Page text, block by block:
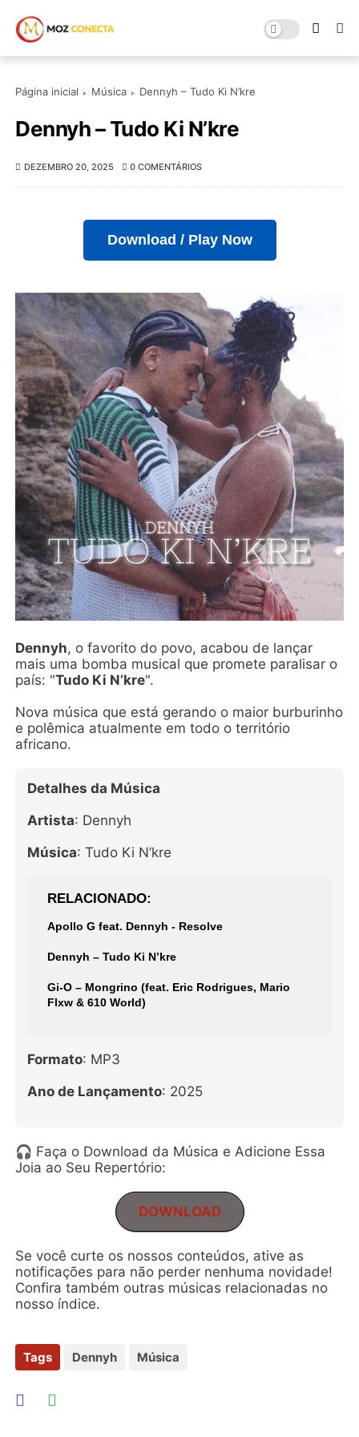
Página inicial Música Dennyh – Tudo Ki N’kre
Dennyh – Tudo Ki N’kre
DEZEMBRO 20, 2025 0 COMENTÁRIOS
Download / Play Now
Dennyh, o favorito do povo, acabou de lançar
mais uma bomba musical que promete paralisar o
país: "Tudo Ki N’kre".
Nova música que está gerando o maior burburinho
e polêmica atualmente em todo o território
africano.
Detalhes da Música
Artista: Dennyh
Música: Tudo Ki N’kre
RELACIONADO
Apollo G feat. Dennyh - Resolve
Dennyh – Tudo Ki N’kre
Gi-O – Mongrino (feat. Eric Rodrigues, Mario
Flxw & 610 World)
Formato: MP3
Ano de Lançamento: 2025
🎧 Faça o Download da Música e Adicione Essa
Joia ao Seu Repertório:
DOWNLOAD
Se você curte os nossos conteúdos, ative as
notificações para não perder nenhuma novidade!
Confira também outras músicas relacionadas no
nosso índice.
Tags Dennyh Música